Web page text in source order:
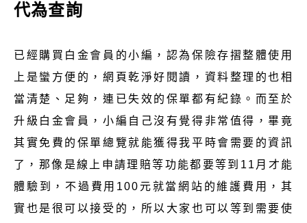
代為查詢
已經購買白金會員的小編，認為保險存摺整體使用
上是蠻方便的，網頁乾淨好閱讀，資料整理的也相
當清楚、足夠，連已失效的保單都有紀錄。而至於
升級白金會員，小編自己沒有覺得非常值得，畢竟
其實免費的保單總覽就能獲得我平時會需要的資訊
了，那像是線上申請理賠等功能都要等到11月才能
體驗到，不過費用100元就當網站的維護費用，其
實也是很可以接受的，所以大家也可以等到需要使